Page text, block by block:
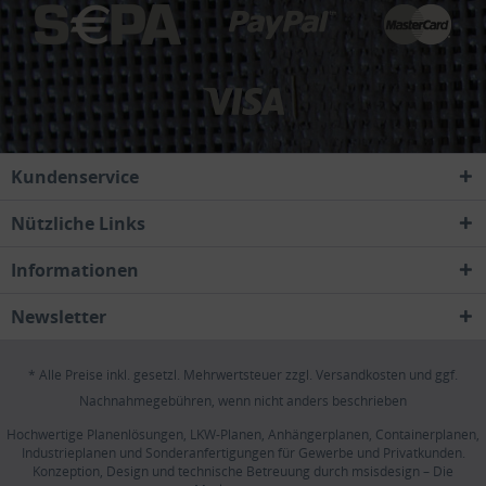
Kundenservice
Nützliche Links
Informationen
Newsletter
* Alle Preise inkl. gesetzl. Mehrwertsteuer zzgl. Versandkosten und ggf.
Nachnahmegebühren, wenn nicht anders beschrieben
Hochwertige Planenlösungen, LKW-Planen, Anhängerplanen, Containerplanen,
Industrieplanen und Sonderanfertigungen für Gewerbe und Privatkunden.
Konzeption, Design und technische Betreuung durch msisdesign – Die